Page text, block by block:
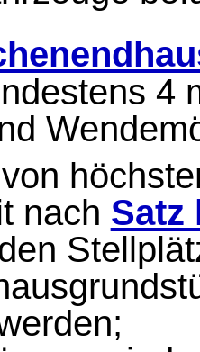
4
nach Satz